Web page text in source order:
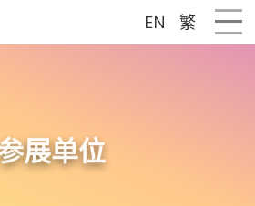
EN 繁
参展单位